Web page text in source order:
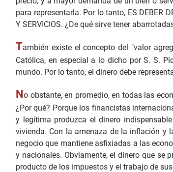
para representarla. Por lo tanto, ES DEBER
Y SERVICIOS. ¿De qué sirve tener
También existe el concepto del "valor
Católica, en especial a lo dicho por S. S.
mundo. Por lo tanto, el dinero debe
No obstante, en promedio, en todas las
¿Por qué? Porque los financistas
y legítima produzca el dinero
vivienda. Con la amenaza de la inflación y
negocio que mantiene asfixiadas a las
y nacionales. Obviamente, el dinero que se
producto de los impuestos y el trabajo de